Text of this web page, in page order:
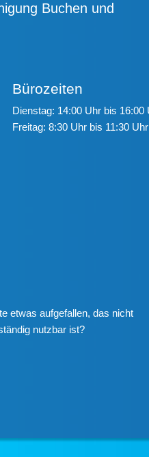
Buchen und
Bürozeiten
Dienstag: 14:00 Uhr bis 16:00
Freitag: 8:30 Uhr bis 11:30 Uhr
etwas aufgefallen, das nicht
nutzbar ist?